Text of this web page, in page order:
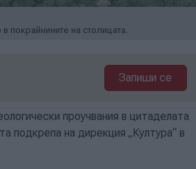
покрайнините на столицата.
Запиши се
проучвания в цитаделата
подкрепа на дирекция „Култура“ в